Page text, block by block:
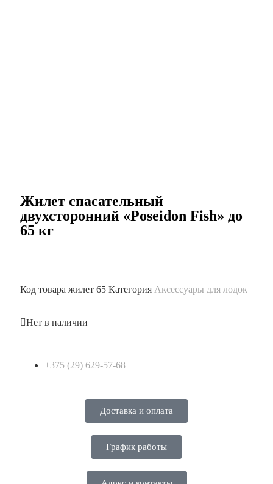
Жилет спасательный
двухсторонний «Poseidon Fish» до
65 кг
Код товара жилет 65 Категория Аксессуары для лодок
Нет в наличии
+375 (29) 629-57-68
Доставка и оплата
График работы